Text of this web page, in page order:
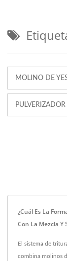
MOLINO DE
¿Cuál Es La
Con La Mezcla Y
El sistema de
combina molinos